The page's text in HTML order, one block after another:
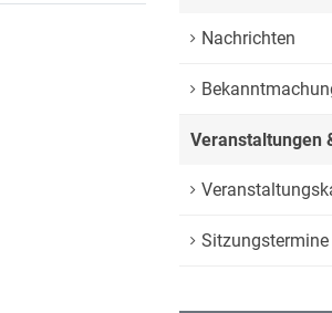
Nachrichten
Veranstaltungen
Sitzungstermine